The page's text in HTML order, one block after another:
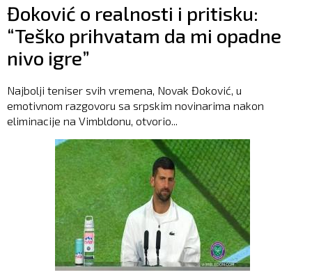
Đoković o realnosti i pritisku:
“Teško prihvatam da mi opadne
nivo igre”
Najbolji teniser svih vremena, Novak Đoković, u
emotivnom razgovoru sa srpskim novinarima nakon
eliminacije na Vimbldonu, otvorio...